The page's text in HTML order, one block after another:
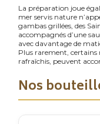
La préparation joue
mer servis nature
gambas grillées, des
accompagnés d’une
avec davantage de
Plus rarement, certains
rafraîchis, peuvent
Nos